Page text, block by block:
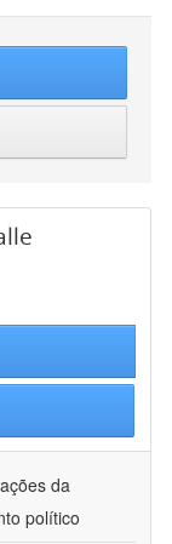
da
político